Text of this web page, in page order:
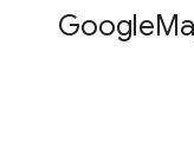
Google